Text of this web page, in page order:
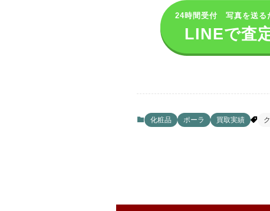
24時間受付 写真を送る
LINEで査
化粧品 ポーラ 買取実績